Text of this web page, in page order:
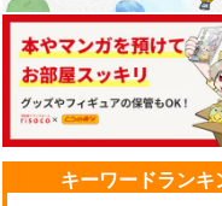
焼きたて煎餅
1,572円（税込）
ゲゲ郎
サンプル
作品詳細
か
ギ
ミ
キーワードラン